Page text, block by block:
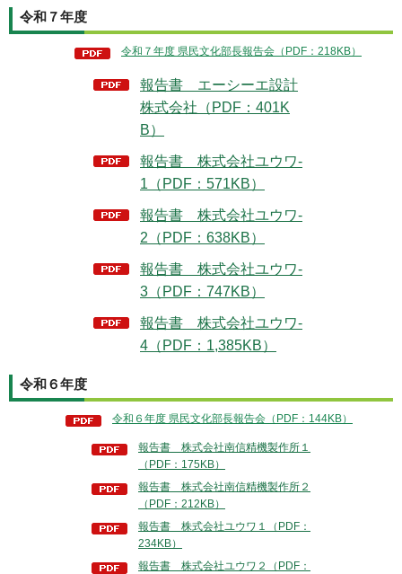
令和７年度
令和７年度 県民文化部長報告会（PDF：218KB）
報告書 エーシーエ設計
株式会社（PDF：401K
B）
報告書 株式会社ユウワ-
1（PDF：571KB）
報告書 株式会社ユウワ-
2（PDF：638KB）
報告書 株式会社ユウワ-
3（PDF：747KB）
報告書 株式会社ユウワ-
4（PDF：1,385KB）
令和６年度
令和６年度 県民文化部長報告会（PDF：144KB）
報告書 株式会社南信精機製作所１
（PDF：175KB）
報告書 株式会社南信精機製作所２
（PDF：212KB）
報告書 株式会社ユウワ１（PDF：
234KB）
報告書 株式会社ユウワ２（PDF：